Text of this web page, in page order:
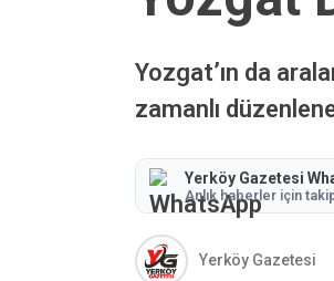
Yozgat’ın da
zamanlı
Yerköy Gazetesi
Anlık haberler için
Yerköy Gazetesi